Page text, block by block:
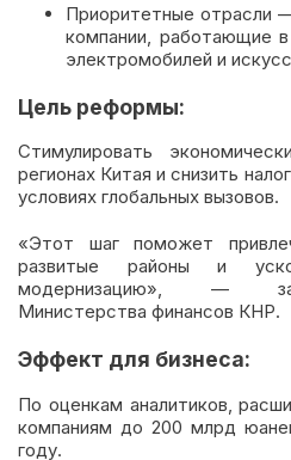
Приоритетные отрасли
компании, работающие
электромобилей и
Цель реформы:
Стимулировать
регионах Китая и снизить
условиях глобальных вызовов.
«Этот шаг поможет
развитые районы и
модернизацию», —
Министерства финансов КНР.
Эффект для бизнеса:
По оценкам аналитиков,
компаниям до 200 млрд
году.